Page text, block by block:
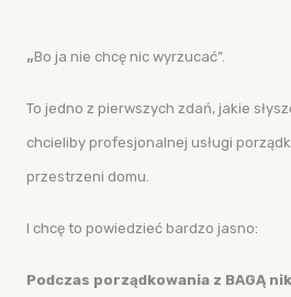
„Bo ja nie chcę nic wyrzucać”.
To jedno z pierwszych zdań, jakie
chcieliby profesjonalnej usługi
przestrzeni domu.
I chcę to powiedzieć bardzo jasno:
Podczas porządkowania z BAGĄ